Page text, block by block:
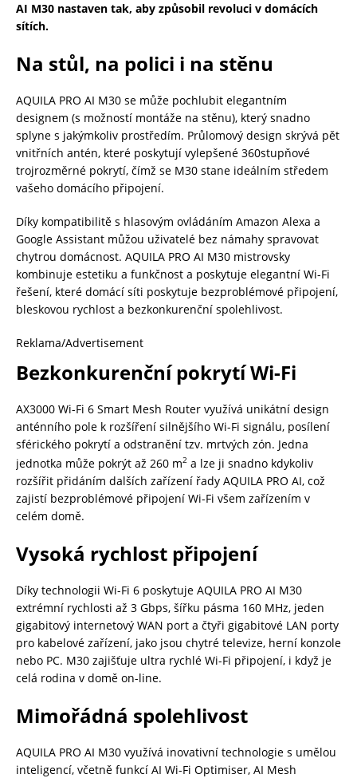
AI M30 nastaven tak, aby způsobil revoluci v domácích
sítích.
Na stůl, na polici i na stěnu
AQUILA PRO AI M30 se může pochlubit elegantním
designem (s možností montáže na stěnu), který snadno
splyne s jakýmkoliv prostředím. Průlomový design skrývá pět
vnitřních antén, které poskytují vylepšené 360stupňové
trojrozměrné pokrytí, čímž se M30 stane ideálním středem
vašeho domácího připojení.
Díky kompatibilitě s hlasovým ovládáním Amazon Alexa a
Google Assistant můžou uživatelé bez námahy spravovat
chytrou domácnost. AQUILA PRO AI M30 mistrovsky
kombinuje estetiku a funkčnost a poskytuje elegantní Wi-Fi
řešení, které domácí síti poskytuje bezproblémové připojení,
bleskovou rychlost a bezkonkurenční spolehlivost.
Reklama/Advertisement
Bezkonkurenční pokrytí Wi-Fi
AX3000 Wi-Fi 6 Smart Mesh Router využívá unikátní design
anténního pole k rozšíření silnějšího Wi-Fi signálu, posílení
sférického pokrytí a odstranění tzv. mrtvých zón. Jedna
jednotka může pokrýt až 260 m2 a lze ji snadno kdykoliv
rozšířit přidáním dalších zařízení řady AQUILA PRO AI, což
zajistí bezproblémové připojení Wi-Fi všem zařízením v
celém domě.
Vysoká rychlost připojení
Díky technologii Wi-Fi 6 poskytuje AQUILA PRO AI M30
extrémní rychlosti až 3 Gbps, šířku pásma 160 MHz, jeden
gigabitový internetový WAN port a čtyři gigabitové LAN porty
pro kabelové zařízení, jako jsou chytré televize, herní konzole
nebo PC. M30 zajišťuje ultra rychlé Wi-Fi připojení, i když je
celá rodina v domě on-line.
Mimořádná spolehlivost
AQUILA PRO AI M30 využívá inovativní technologie s umělou
inteligencí, včetně funkcí AI Wi-Fi Optimiser, AI Mesh